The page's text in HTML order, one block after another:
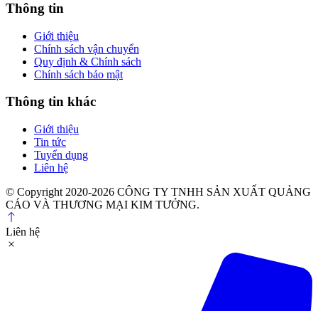
Thông tin
Giới thiệu
Chính sách vận chuyển
Quy định & Chính sách
Chính sách bảo mật
Thông tin khác
Giới thiệu
Tin tức
Tuyển dụng
Liên hệ
© Copyright 2020-2026 CÔNG TY TNHH SẢN XUẤT QUẢNG
CÁO VÀ THƯƠNG MẠI KIM TƯỞNG.
Liên hệ